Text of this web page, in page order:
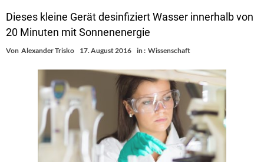
Dieses kleine Gerät desinfiziert Wasser innerhalb von
20 Minuten mit Sonnenenergie
Von Alexander Trisko 17. August 2016 in : Wissenschaft